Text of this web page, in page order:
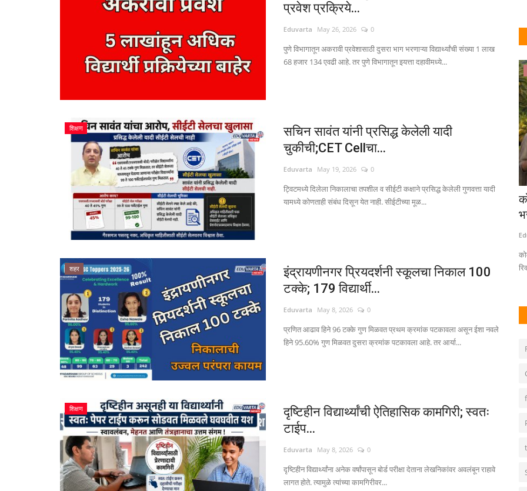
प्रवेश प्रक्रिये...
Eduvarta May 26, 2026 0
पुणे विभागातून अकरावी प्रवेशासाठी दुसरा भाग भरणाऱ्या विद्यार्थ्यांची संख्या 1 लाख
68 हजार 134 एवढी आहे. तर पुणे विभागातून इयत्ता दहावीमध्ये...
शिक्षण
सचिन सावंत यांनी प्रसिद्ध केलेली यादी
चुकीची;CET Cellचा...
Eduvarta May 19, 2026 0
ट्विटमध्ये दिलेला निकालाचा तपशील व सीईटी कक्षाने प्रसिद्ध केलेली गुणवत्ता यादी
यामध्ये कोणताही संबंध दिसून येत नाही. सीईटीच्या मूळ...
शहर
इंद्रायणीनगर प्रियदर्शनी स्कूलचा निकाल 100
टक्के; 179 विद्यार्थी...
Eduvarta May 8, 2026 0
प्रणित आढाव हिने 96 टक्के गुण मिळवत प्रथम क्रमांक पटकावला असून ईशा नवले
हिने 95.60% गुण मिळवत दुसरा क्रमांक पटकावला आहे. तर आर्या...
शिक्षण
दृष्टिहीन विद्यार्थ्यांची ऐतिहासिक कामगिरी; स्वतः
टाईप...
Eduvarta May 8, 2026 0
दृष्टिहीन विद्यार्थ्यांना अनेक वर्षांपासून बोर्ड परीक्षा देताना लेखनिकांवर अवलंबून राहावे
लागत होते. त्यामुळे त्यांच्या कामगिरीवर...
शहर
एम.ई.एस. विद्या मंदिरात गुरुपौर्णिमा उत्साहात साजरी
Eduvarta Jul 31, 2026 0
विद्यार्थ्यांनी गुरुपौर्णिमेचे महत्त्व विशद करणारे मनोगत सादर करत शिक्षकांप्रती...
जेईई'च्या धर्तीवर दोन टप्प्यांत होणार 'नीट' परीक्षा;